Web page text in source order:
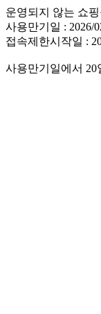
운영되지 않는 쇼
사용만기일 : 2026/
접속제한시작일 :
사용만기일에서